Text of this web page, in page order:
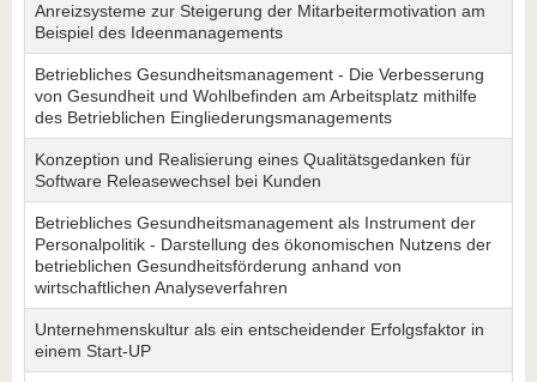
Anreizsysteme zur Steigerung der Mitarbeitermotivation am
Beispiel des Ideenmanagements
Betriebliches Gesundheitsmanagement - Die Verbesserung
von Gesundheit und Wohlbefinden am Arbeitsplatz mithilfe
des Betrieblichen Eingliederungsmanagements
Konzeption und Realisierung eines Qualitätsgedanken für
Software Releasewechsel bei Kunden
Betriebliches Gesundheitsmanagement als Instrument der
Personalpolitik - Darstellung des ökonomischen Nutzens der
betrieblichen Gesundheitsförderung anhand von
wirtschaftlichen Analyseverfahren
Unternehmenskultur als ein entscheidender Erfolgsfaktor in
einem Start-UP